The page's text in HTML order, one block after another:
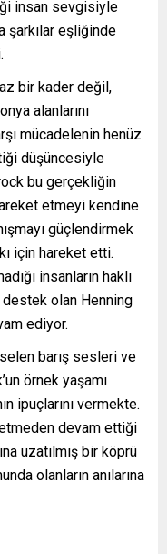
insan sevgisiyle
şarkılar eşliğinde
bir kader değil,
alanlarını
mücadelenin henüz
düşüncesiyle
bu gerçekliğin
etmeyi kendine
güçlendirmek
için hareket etti.
insanların haklı
olan Henning
ediyor.
barış sesleri ve
örnek yaşamı
ipuçlarını vermekte.
devam ettiği
uzatılmış bir köprü
olanların anılarına